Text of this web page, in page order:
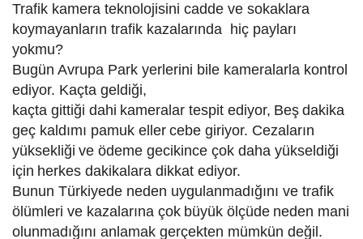
Trafik kamera teknolojisini cadde ve sokaklara
koymayanların trafik kazalarında hiç payları
yokmu?
Bugün Avrupa Park yerlerini bile kameralarla kontrol
ediyor. Kaçta geldiği,
kaçta gittiği dahi kameralar tespit ediyor, Beş dakika
geç kaldımı pamuk eller cebe giriyor. Cezaların
yüksekliği ve ödeme gecikince çok daha yükseldiği
için herkes dakikalara dikkat ediyor.
Bunun Türkiyede neden uygulanmadığını ve trafik
ölümleri ve kazalarına çok büyük ölçüde neden mani
olunmadığını anlamak gerçekten mümkün değil.